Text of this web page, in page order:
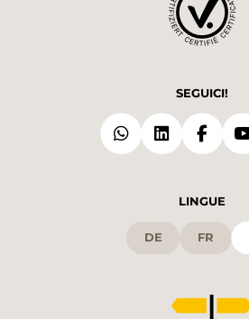
SEGUICI!
LINGUE
DE FR